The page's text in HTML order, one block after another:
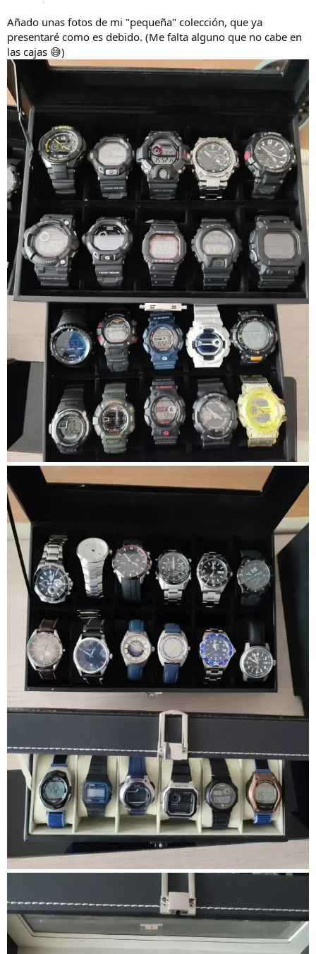
Añado unas fotos de mi "pequeña" colección, que ya
presentaré como es debido. (Me falta alguno que no cabe en
las cajas 😅)